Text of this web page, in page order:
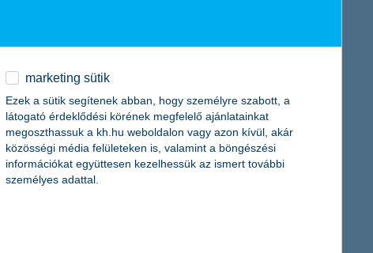
marketing sütik
Ezek a sütik segítenek abban, hogy személyre szabott, a
látogató érdeklődési körének megfelelő ajánlatainkat
megoszthassuk a kh.hu weboldalon vagy azon kívül, akár
közösségi média felületeken is, valamint a böngészési
információkat együttesen kezelhessük az ismert további
személyes adattal.